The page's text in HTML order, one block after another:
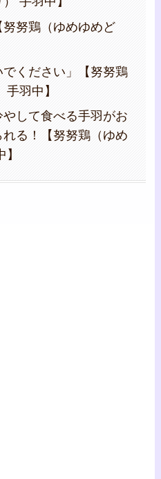
努鶏（ゆめゆめど
でください」【努努鶏
手羽中】
して食べる手羽がお
る！【努努鶏（ゆめ